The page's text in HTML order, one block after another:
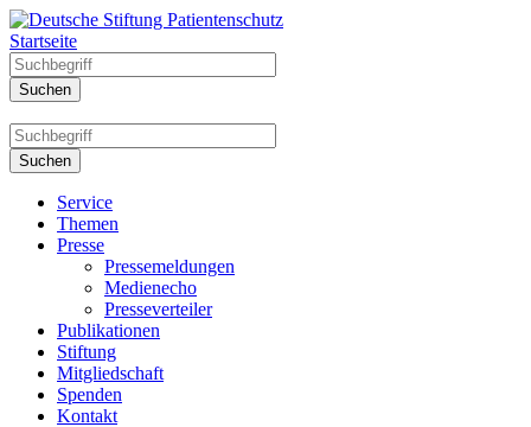
Startseite
Service
Themen
Presse
Pressemeldungen
Medienecho
Presseverteiler
Publikationen
Stiftung
Mitgliedschaft
Spenden
Kontakt